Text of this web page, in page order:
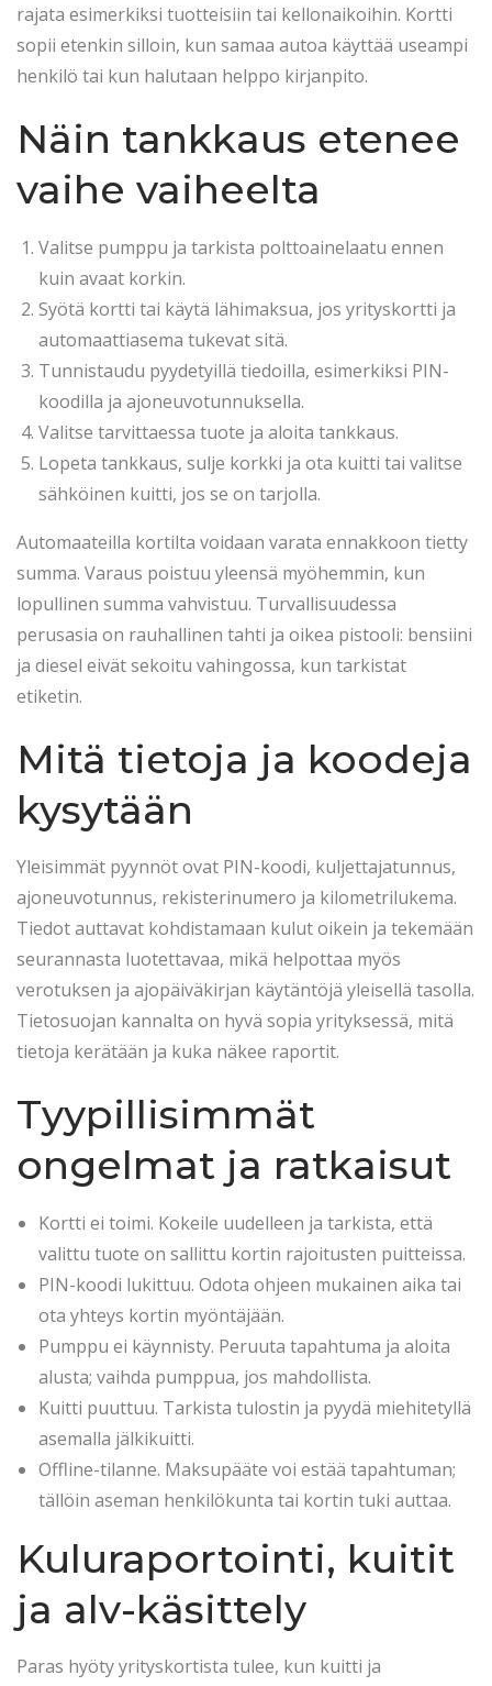
rajata esimerkiksi tuotteisiin tai kellonaikoihin. Kortti
sopii etenkin silloin, kun samaa autoa käyttää useampi
henkilö tai kun halutaan helppo kirjanpito.
Näin tankkaus etenee
vaihe vaiheelta
Valitse pumppu ja tarkista polttoainelaatu ennen
kuin avaat korkin.
Syötä kortti tai käytä lähimaksua, jos yrityskortti ja
automaattiasema tukevat sitä.
Tunnistaudu pyydetyillä tiedoilla, esimerkiksi PIN-
koodilla ja ajoneuvotunnuksella.
Valitse tarvittaessa tuote ja aloita tankkaus.
Lopeta tankkaus, sulje korkki ja ota kuitti tai valitse
sähköinen kuitti, jos se on tarjolla.
Automaateilla kortilta voidaan varata ennakkoon tietty
summa. Varaus poistuu yleensä myöhemmin, kun
lopullinen summa vahvistuu. Turvallisuudessa
perusasia on rauhallinen tahti ja oikea pistooli: bensiini
ja diesel eivät sekoitu vahingossa, kun tarkistat
etiketin.
Mitä tietoja ja koodeja
kysytään
Yleisimmät pyynnöt ovat PIN-koodi, kuljettajatunnus,
ajoneuvotunnus, rekisterinumero ja kilometrilukema.
Tiedot auttavat kohdistamaan kulut oikein ja tekemään
seurannasta luotettavaa, mikä helpottaa myös
verotuksen ja ajopäiväkirjan käytäntöjä yleisellä tasolla.
Tietosuojan kannalta on hyvä sopia yrityksessä, mitä
tietoja kerätään ja kuka näkee raportit.
Tyypillisimmät
ongelmat ja ratkaisut
Kortti ei toimi. Kokeile uudelleen ja tarkista, että
valittu tuote on sallittu kortin rajoitusten puitteissa.
PIN-koodi lukittuu. Odota ohjeen mukainen aika tai
ota yhteys kortin myöntäjään.
Pumppu ei käynnisty. Peruuta tapahtuma ja aloita
alusta; vaihda pumppua, jos mahdollista.
Kuitti puuttuu. Tarkista tulostin ja pyydä miehitetyllä
asemalla jälkikuitti.
Offline-tilanne. Maksupääte voi estää tapahtuman;
tällöin aseman henkilökunta tai kortin tuki auttaa.
Kuluraportointi, kuitit
ja alv-käsittely
Paras hyöty yrityskortista tulee, kun kuitti ja